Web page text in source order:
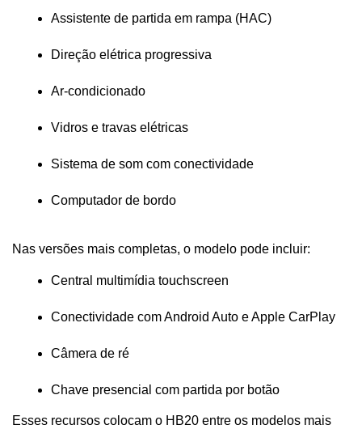
Assistente de partida em rampa (HAC)
Direção elétrica progressiva
Ar-condicionado
Vidros e travas elétricas
Sistema de som com conectividade
Computador de bordo
Nas versões mais completas, o modelo pode incluir:
Central multimídia touchscreen
Conectividade com Android Auto e Apple CarPlay
Câmera de ré
Chave presencial com partida por botão
Esses recursos colocam o HB20 entre os modelos mais